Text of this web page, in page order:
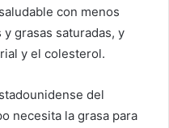
con menos
grasas saturadas, y
y el colesterol.
del
necesita la grasa para